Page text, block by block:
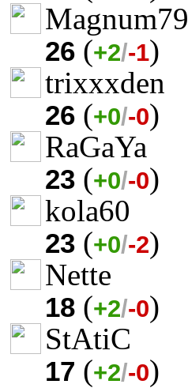
Magnum79
26 (+2/-1)
trixxxden
26 (+0/-0)
RaGaYa
23 (+0/-0)
kola60
23 (+0/-2)
Nette
18 (+2/-0)
StAtiC
17 (+2/-0)